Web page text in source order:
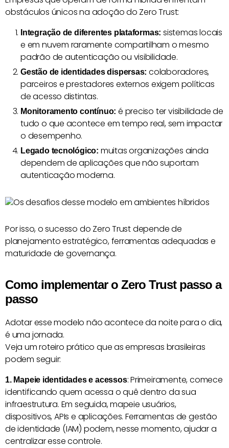
obstáculos únicos na adoção do Zero Trust:
Integração de diferentes plataformas: sistemas locais
e em nuvem raramente compartilham o mesmo
padrão de autenticação ou visibilidade.
Gestão de identidades dispersas: colaboradores,
parceiros e prestadores externos exigem políticas
de acesso distintas.
Monitoramento contínuo: é preciso ter visibilidade de
tudo o que acontece em tempo real, sem impactar
o desempenho.
Legado tecnológico: muitas organizações ainda
dependem de aplicações que não suportam
autenticação moderna.
Por isso, o sucesso do Zero Trust depende de
planejamento estratégico, ferramentas adequadas e
maturidade de governança.
Como implementar o Zero Trust passo a
passo
Adotar esse modelo não acontece da noite para o dia,
é uma jornada.
Veja um roteiro prático que as empresas brasileiras
podem seguir:
1. Mapeie identidades e acessos: Primeiramente, comece
identificando quem acessa o quê dentro da sua
infraestrutura. Em seguida, mapeie usuários,
dispositivos, APIs e aplicações. Ferramentas de gestão
de identidade (IAM) podem, nesse momento, ajudar a
centralizar esse controle.